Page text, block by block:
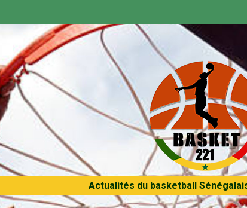
Actualités du basketball